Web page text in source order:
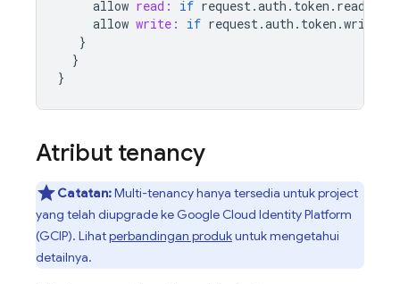
allow read: if request.auth . token . reader
allow write: if request.auth . token .writer
}
}
}
Atribut tenancy
Catatan:Multi-tenancy hanya tersedia untuk project
yang telah diupgrade ke Google Cloud Identity Platform
(GCIP). Lihatperbandingan produkuntuk mengetahui
detailnya.